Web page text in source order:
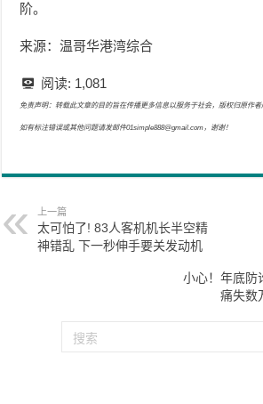
阶。
来源：温哥华港湾综合
阅读: 1,081
免责声明：转载此文章的目的旨在传播更多信息以服务于社会，版权归原作者
如有标注错误或其他问题请发邮件01simple888@gmail.com，谢谢！
上一篇
太可怕了! 83人客机机长半空精
神错乱 下一秒伸手要关发动机
小心！年底防
痛失数